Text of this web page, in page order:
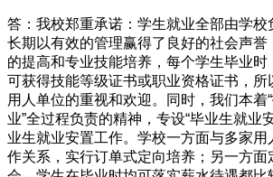
答：我校郑重承诺：学生就业全部由学校
长期以有效的管理赢得了良好的社会声誉
的提高和专业技能培养，每个学生毕业
可获得技能等级证书或职业资格证书，所
用人单位的重视和欢迎。同时，我们本着
业”全过程负责的精神，专设“毕业生就业
业生就业安置工作。学校一方面与多家
作关系，实行订单式定向培养；另一方面